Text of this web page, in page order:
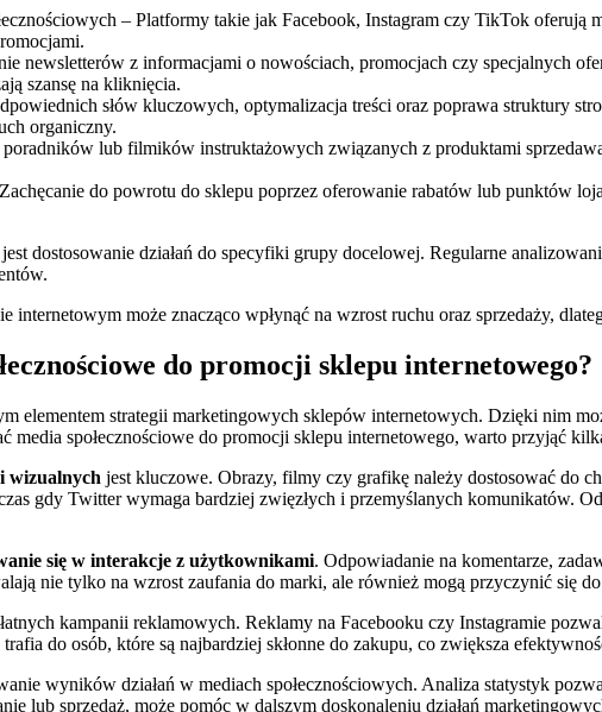
– Platformy takie jak Facebook, Instagram czy TikTok
newsletterów z informacjami o nowościach, promocjach czy specjalnych
szansę na kliknięcia.
słów kluczowych, optymalizacja treści oraz poprawa struktury
organiczny.
lub filmików instruktażowych związanych z produktami
do powrotu do sklepu poprzez oferowanie rabatów lub punktów
dostosowanie działań do specyfiki grupy docelowej. Regularne
internetowym może znacząco wpłynąć na wzrost ruchu oraz sprzedaży,
do promocji sklepu internetowego?
elementem strategii marketingowych sklepów internetowych. Dzięki nim
media społecznościowe do promocji sklepu internetowego, warto przyjąć
wizualnych jest kluczowe. Obrazy, filmy czy grafikę należy dostosować do
gdy Twitter wymaga bardziej zwięzłych i przemyślanych komunikatów.
się w interakcje z użytkownikami. Odpowiadanie na komentarze,
nie tylko na wzrost zaufania do marki, ale również mogą przyczynić się
kampanii reklamowych. Reklamy na Facebooku czy Instagramie
do osób, które są najbardziej skłonne do zakupu, co zwiększa
wyników działań w mediach społecznościowych. Analiza statystyk
lub sprzedaż, może pomóc w dalszym doskonaleniu działań